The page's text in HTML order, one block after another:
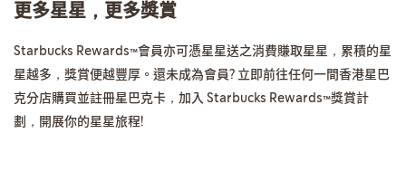
更多星星，更多獎賞
Starbucks Rewards™會員亦可憑星星送之消費賺取星星，累積的星
星越多，獎賞便越豐厚。還未成為會員? 立即前往任何一間香港星巴
克分店購買並註冊星巴克卡，加入 Starbucks Rewards™獎賞計
劃，開展你的星星旅程!